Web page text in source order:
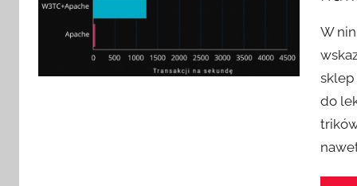
W
sklep
do